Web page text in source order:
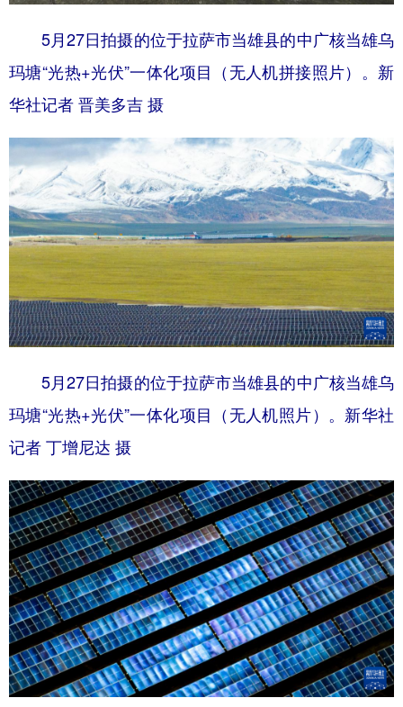
5月27日拍摄的位于拉萨市当雄县的中广核当雄乌
玛塘“光热+光伏”一体化项目（无人机拼接照片）。新
华社记者 晋美多吉 摄
5月27日拍摄的位于拉萨市当雄县的中广核当雄乌
玛塘“光热+光伏”一体化项目（无人机照片）。新华社
记者 丁增尼达 摄